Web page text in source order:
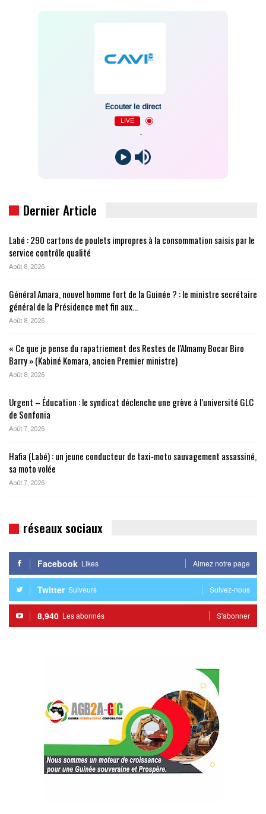
Écouter le direct
LIVE
Dernier Article
Labé : 290 cartons de poulets impropres à la consommation saisis par le
service contrôle qualité
Août 8, 2026
Général Amara, nouvel homme fort de la Guinée ? : le ministre secrétaire
général de la Présidence met fin aux…
Août 8, 2026
« Ce que je pense du rapatriement des Restes de l’Almamy Bocar Biro
Barry » (Kabiné Komara, ancien Premier ministre)
Août 8, 2026
Urgent – Éducation : le syndicat déclenche une grève à l’université GLC
de Sonfonia
Août 7, 2026
Hafia (Labé) : un jeune conducteur de taxi-moto sauvagement assassiné,
sa moto volée
Août 7, 2026
réseaux sociaux
Facebook Likes Aimez notre page
Twitter Suiveurs Suivez-nous
8,940 Les abonnés S'abonner